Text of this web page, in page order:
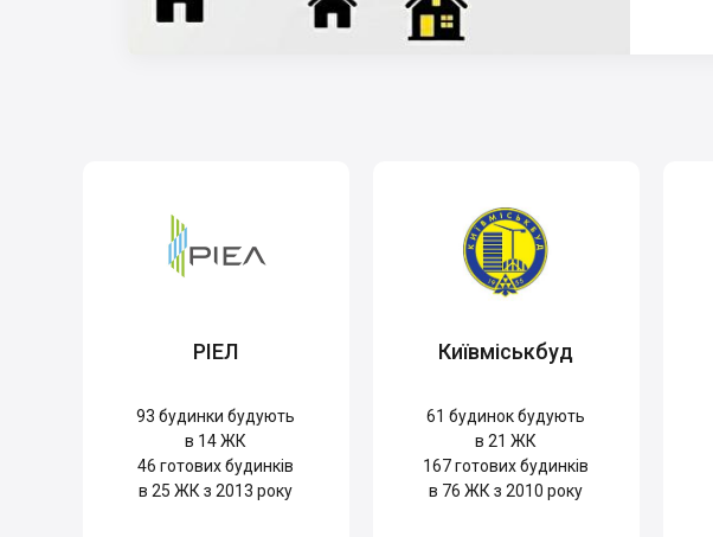
РІЕЛ
93 будинки будують
в 14 ЖК
46 готових будинків
в 25 ЖК з 2013 року
Київміськбуд
61 будинок будують
в 21 ЖК
167готових будинків
в 76 ЖК з 2010 року